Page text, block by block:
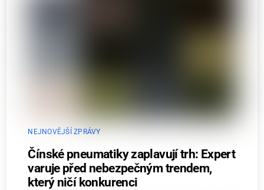
NEJNOVĚJŠÍ ZPRÁVY
Čínské pneumatiky zaplavují trh: Expert
varuje před nebezpečným trendem,
který ničí konkurenci